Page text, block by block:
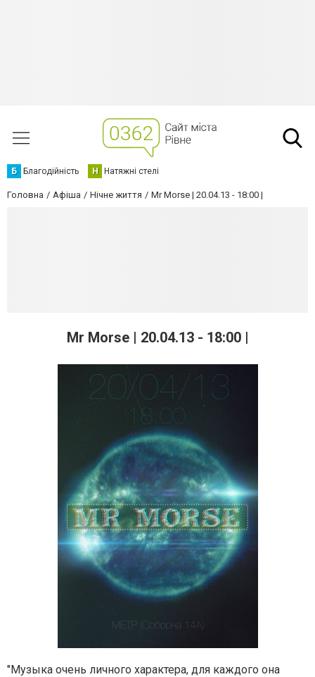
Б Благодійність Н Натяжні стелі
Головна Афіша Нічне життя Mr Morse | 20.04.13 - 18:00 |
Mr Morse | 20.04.13 - 18:00 |
"Музыка очень личного характера, для каждого она